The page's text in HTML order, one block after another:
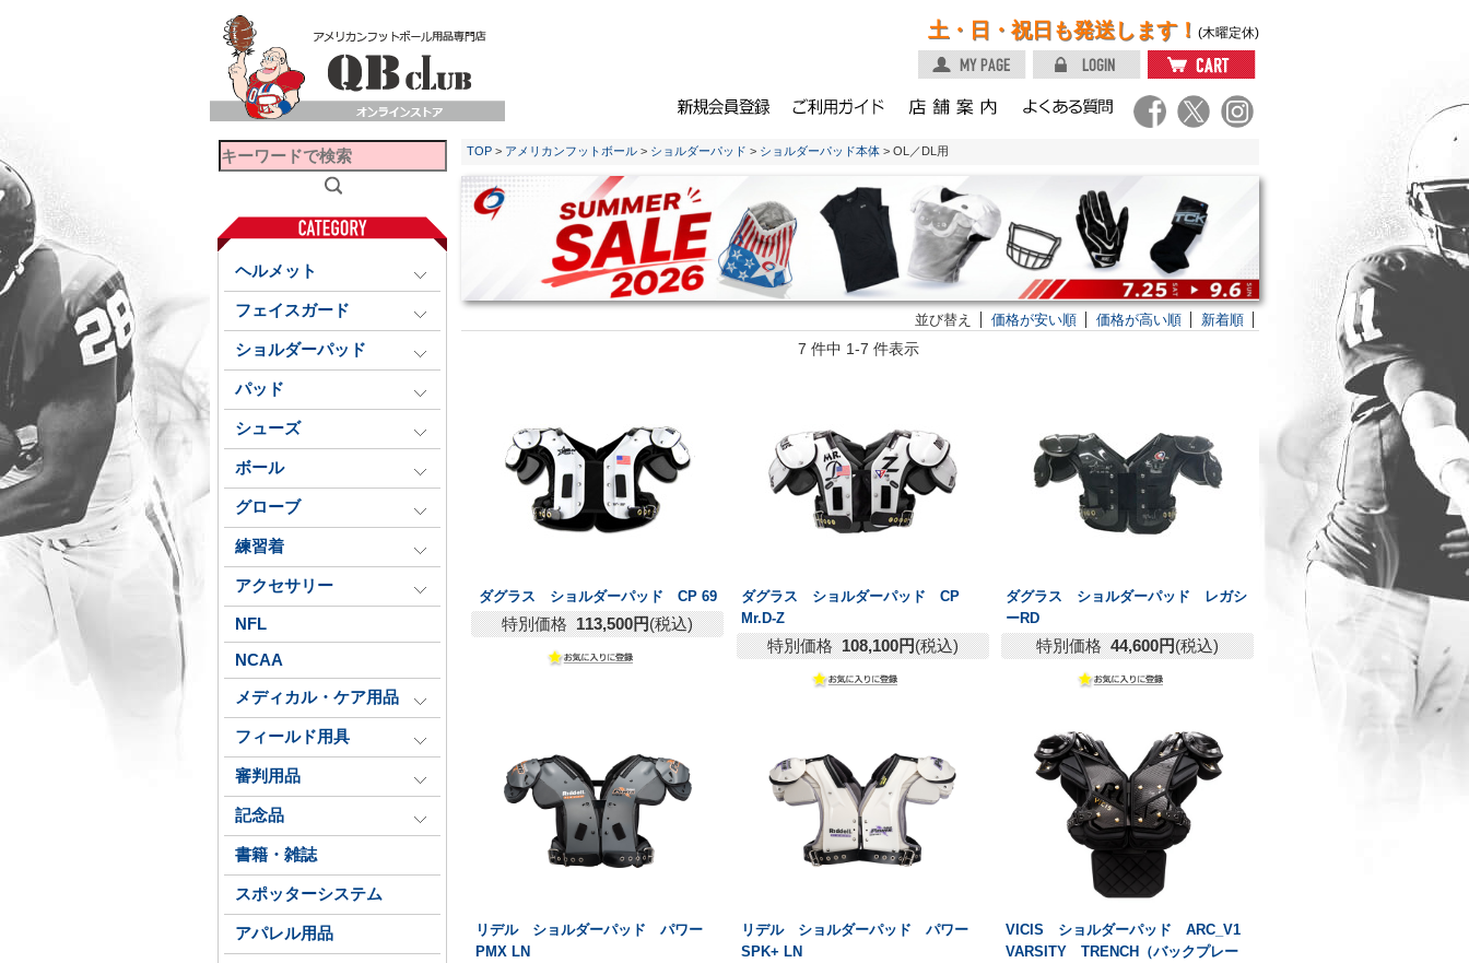
土・日・祝日も発送します！ (木曜定休)
ヘルメット
フェイスガード
ショルダーパッド
パッド
シューズ
ボール
グローブ
練習着
アクセサリー
NFL
NCAA
メディカル・ケア用品
フィールド用具
審判用品
記念品
書籍・雑誌
スポッターシステム
アパレル用品
TOP > アメリカンフットボール > ショルダーパッド > ショルダーパッド本体 > OL／DL用
並び替え 価格が安い順 価格が高い順 新着順
7 件中 1-7 件表示
ダグラス ショルダーパッド CP 69
特別価格 113,500円(税込)
ダグラス ショルダーパッド CP
Mr.D-Z
特別価格 108,100円(税込)
ダグラス ショルダーパッド レガシ
ーRD
特別価格 44,600円(税込)
リデル ショルダーパッド パワー
PMX LN
リデル ショルダーパッド パワー
SPK+ LN
VICIS ショルダーパッド ARC_V1
VARSITY TRENCH（バックプレー